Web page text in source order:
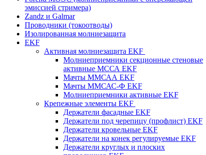
эмиссией стримера)
Zandz и Galmar
Проводники (токоотводы)
Изолированная молниезащита
EKF
Активная молниезащита EKF
Молниеприемники секционные стеновые
активные МССА EKF
Мачты ММСАА EKF
Мачты ММСАС-Ф EKF
Молниеприемники активные EKF
Крепежные элементы EKF
Держатели фасадные EKF
Держатели под черепицу (профлист) EKF
Держатели кровельные EKF
Держатели на конек регулируемые EKF
Держатели круглых и плоских